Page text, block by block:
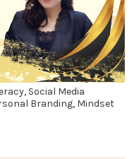
Social Media
Branding, Mindset